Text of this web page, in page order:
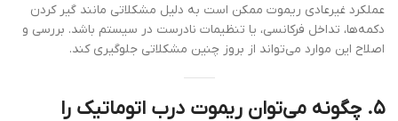
عملکرد غیرعادی ریموت ممکن است به دلیل مشکلاتی مانند گیر کردن
دکمه‌ها، تداخل فرکانسی، یا تنظیمات نادرست در سیستم باشد. بررسی و
اصلاح این موارد می‌تواند از بروز چنین مشکلاتی جلوگیری کند.
۵. چگونه می‌توان ریموت درب اتوماتیک را